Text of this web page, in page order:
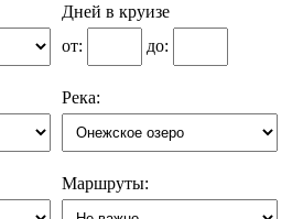
Дней в круизе
от:
до:
Река:
Маршруты: